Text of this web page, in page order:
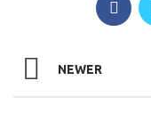
NEWER